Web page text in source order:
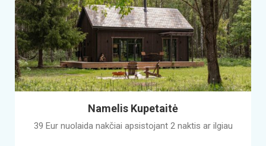
Namelis Kupetaitė
39 Eur nuolaida nakčiai apsistojant 2 naktis ar ilgiau